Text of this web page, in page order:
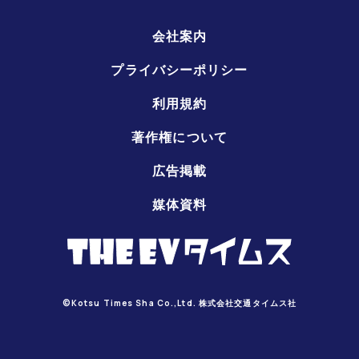
会社案内
プライバシーポリシー
利用規約
著作権について
広告掲載
媒体資料
©Kotsu Times Sha Co.,Ltd. 株式会社交通タイムス社